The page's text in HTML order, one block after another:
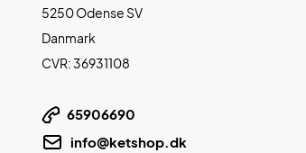
5250 Odense SV
Danmark
CVR: 36931108
65906690
info@ketshop.dk